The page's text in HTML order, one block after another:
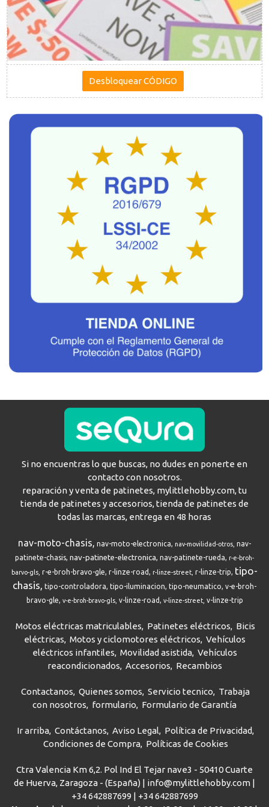
Si no encuentras lo que buscas, no dudes en ponerte en
contacto con nosotros.
reparación y venta de patinetes, mylittlehobby.com, tu
tienda de patinetes y accesorios, tienda de patinetes de
todas las marcas, entrega en 48 horas
nav-moto-chasis nav-moto-electronica nav-movilidad-otros nav-
patinete-chasis nav-patinete-electronica nav-patinete-rueda
r-e-broh-
barvo-gls r-e-broh-bravo-gle r-linze-road r-linze-street r-linze-trip
tipo-
chasis
tipo-controladora tipo-iluminacion tipo-neumatico v-e-broh-
bravo-gle v-e-broh-bravo-gls v-linze-road v-linze-street v-linze-trip
Motos eléctricas matriculables Patinetes eléctricos
Bicis
eléctricas Motos y ciclomotores eléctricos Vehículos
eléctricos infantiles Movilidad asistida Vehículos
reacondicionados Accesorios Recambios
Contactanos Quienes somos Servicio tecnico
Trabaja
con nosotros
formulario Formulario de Garantía
Ir arriba Contáctanos Aviso Legal
Política de Privacidad
Condiciones de Compra
Políticas de Cookies
Ctra Valencia Km 6,2. Pol Ind El Tejar nave3 - 50410 Cuarte
de Huerva, Zaragoza - (España) | info@mylittlehobby.com |
+34 642887699 | +34 642887699